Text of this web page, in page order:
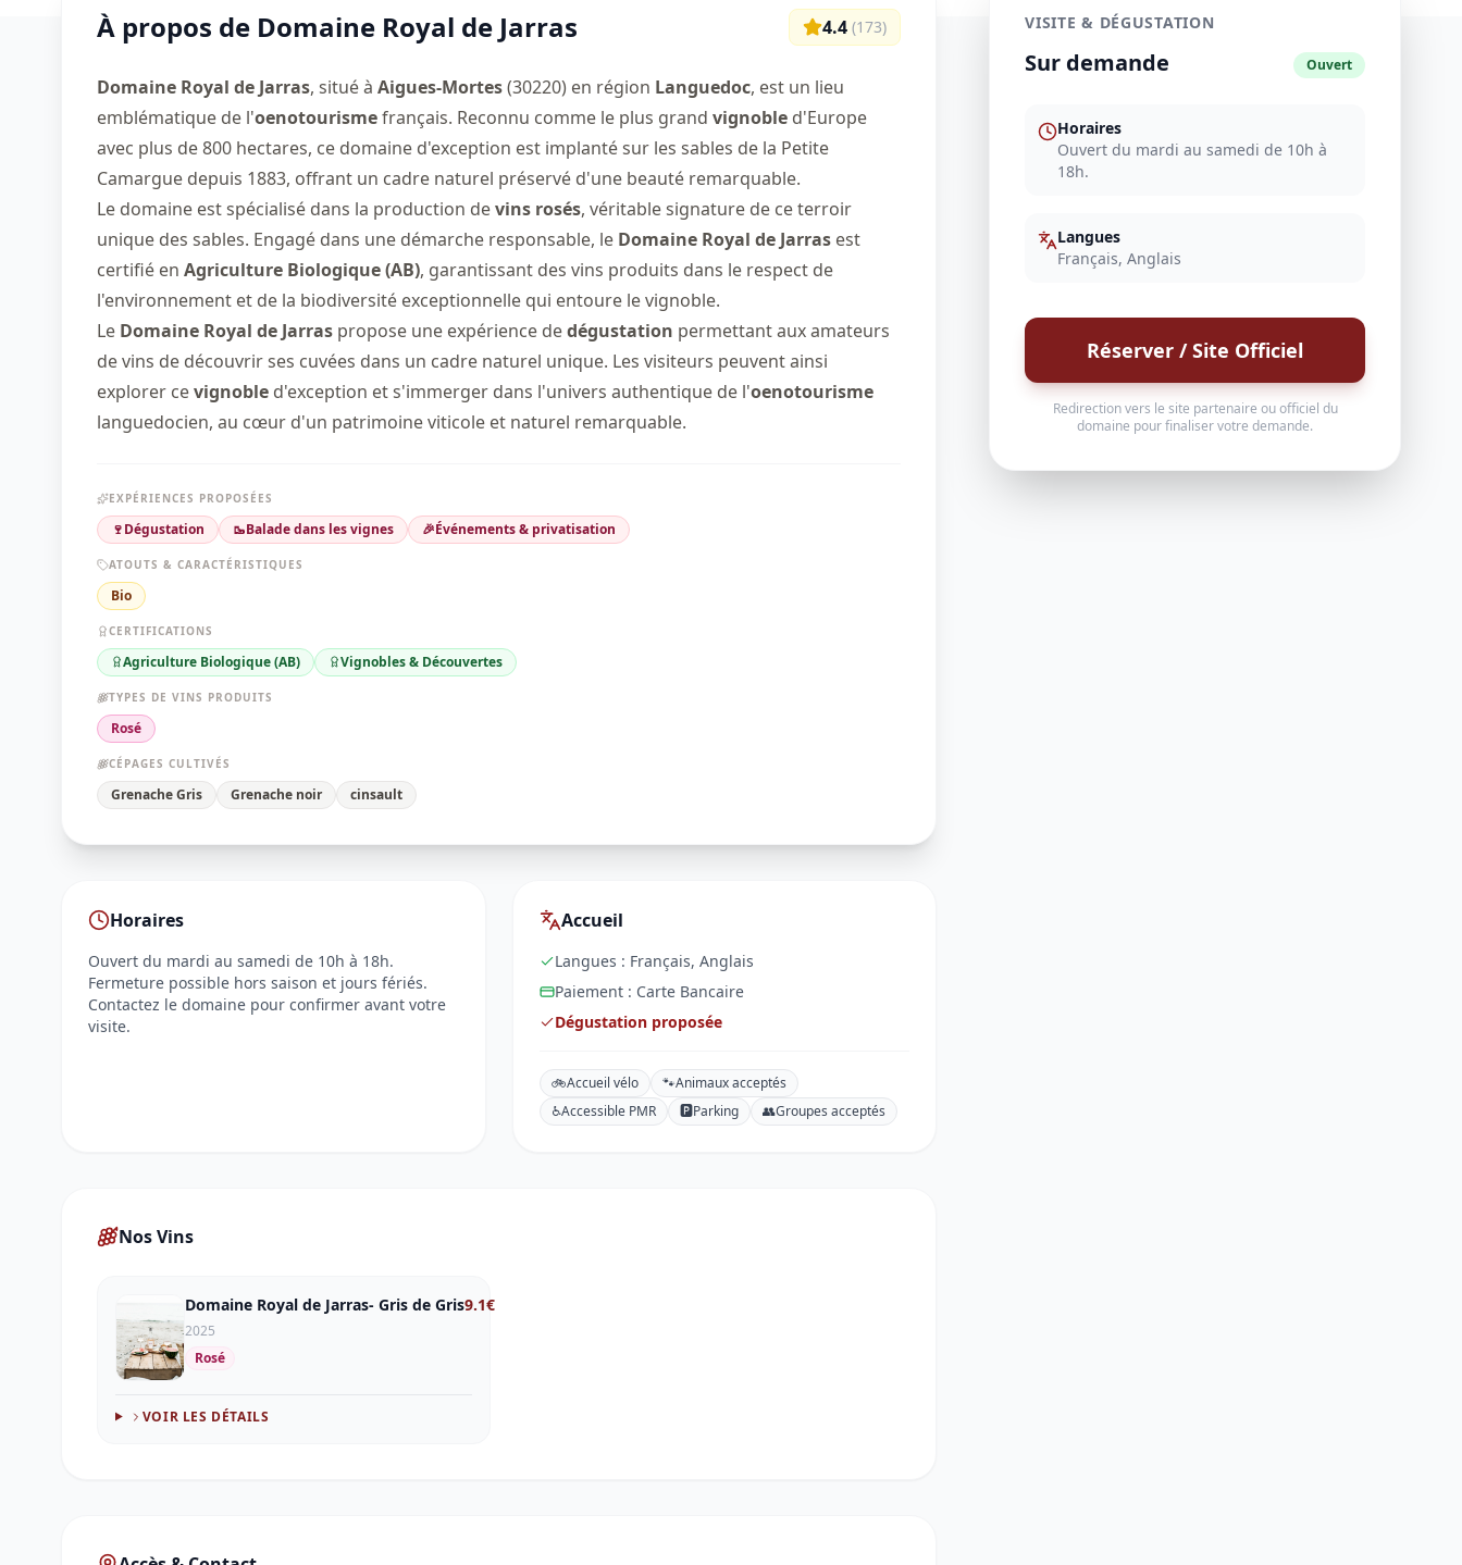
À propos de Domaine Royal de Jarras 4.4 (173)
Domaine Royal de Jarras, situé à Aigues-Mortes(30220) en région Languedoc, est un lieu
emblématique de l'oenotourismefrançais. Reconnu comme le plus grand vignoble d'Europe
avec plus de 800 hectares, ce domaine d'exception est implanté sur les sables de la Petite
Camargue depuis 1883, offrant un cadre naturel préservé d'une beauté remarquable.
Le domaine est spécialisé dans la production devins rosés, véritable signature de ce terroir
unique des sables. Engagé dans une démarche responsable, le Domaine Royal de Jarras est
certifié en Agriculture Biologique (AB), garantissant des vins produits dans le respect de
l'environnement et de la biodiversité exceptionnelle qui entoure le vignoble.
Le Domaine Royal de Jarras propose une expérience dedégustation permettant aux amateurs
de vins de découvrir ses cuvées dans un cadre naturel unique. Les visiteurs peuvent ainsi
explorer cevignoble d'exception et s'immerger dans l'univers authentique de l'oenotourisme
languedocien, au cœur d'un patrimoine viticole et naturel remarquable.
EXPÉRIENCES PROPOSÉES
🍷Dégustation 🥾Balade dans les vignes 🎉Événements & privatisation
ATOUTS & CARACTÉRISTIQUES
Bio
CERTIFICATIONS
Agriculture Biologique (AB) Vignobles & Découvertes
TYPES DE VINS PRODUITS
Rosé
CÉPAGES CULTIVÉS
Grenache Gris Grenache noir cinsault
Horaires
Ouvert du mardi au samedi de 10h à 18h.
Fermeture possible hors saison et jours fériés.
Contactez le domaine pour confirmer avant votre
visite.
Accueil
Langues : Français, Anglais
Paiement : Carte Bancaire
Dégustation proposée
🚲Accueil vélo 🐾Animaux acceptés
♿Accessible PMR 🅿️Parking 👥Groupes acceptés
Nos Vins
Domaine Royal de Jarras- Gris de Gris
2025
9.1€
Rosé
VOIR LES DÉTAILS
VISITE & DÉGUSTATION
Sur demande Ouvert
Horaires
Ouvert du mardi au samedi de 10h à
18h.
Langues
Français, Anglais
Réserver / Site Officiel
Redirection vers le site partenaire ou officiel du
domaine pour finaliser votre demande.